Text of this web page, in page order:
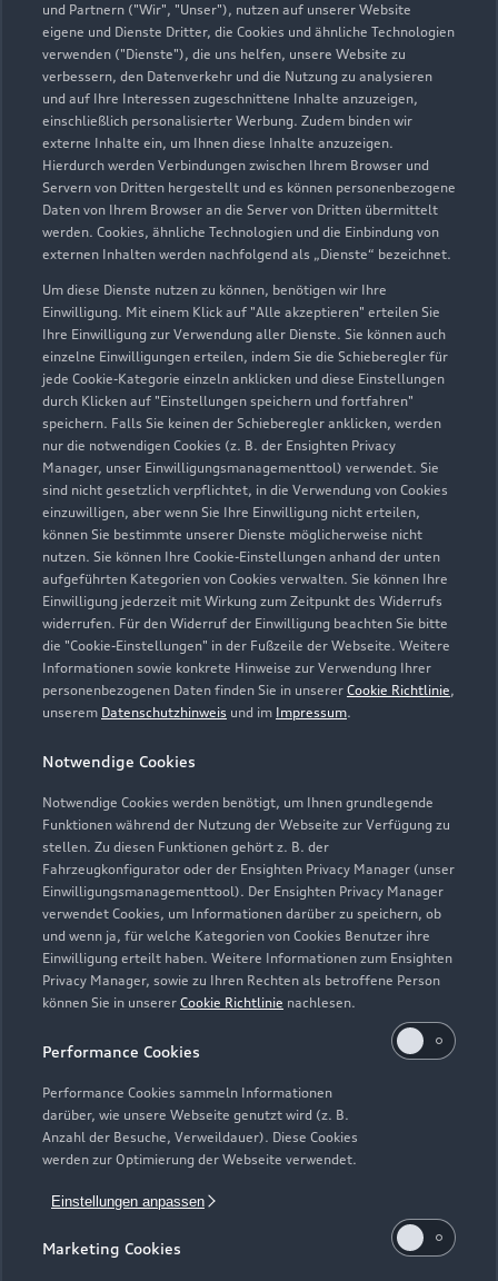
und Partnern ("Wir", "Unser"), nutzen auf unserer Website
eigene und Dienste Dritter, die Cookies und ähnliche Technologien
verwenden ("Dienste"), die uns helfen, unsere Website zu
verbessern, den Datenverkehr und die Nutzung zu analysieren
und auf Ihre Interessen zugeschnittene Inhalte anzuzeigen,
einschließlich personalisierter Werbung. Zudem binden wir
externe Inhalte ein, um Ihnen diese Inhalte anzuzeigen.
Hierdurch werden Verbindungen zwischen Ihrem Browser und
Servern von Dritten hergestellt und es können personenbezogene
Daten von Ihrem Browser an die Server von Dritten übermittelt
werden. Cookies, ähnliche Technologien und die Einbindung von
externen Inhalten werden nachfolgend als „Dienste“ bezeichnet.
Um diese Dienste nutzen zu können, benötigen wir Ihre
Einwilligung. Mit einem Klick auf "Alle akzeptieren" erteilen Sie
Ihre Einwilligung zur Verwendung aller Dienste. Sie können auch
einzelne Einwilligungen erteilen, indem Sie die Schieberegler für
jede Cookie-Kategorie einzeln anklicken und diese Einstellungen
durch Klicken auf "Einstellungen speichern und fortfahren"
speichern. Falls Sie keinen der Schieberegler anklicken, werden
nur die notwendigen Cookies (z. B. der Ensighten Privacy
Manager, unser Einwilligungsmanagementtool) verwendet. Sie
sind nicht gesetzlich verpflichtet, in die Verwendung von Cookies
einzuwilligen, aber wenn Sie Ihre Einwilligung nicht erteilen,
können Sie bestimmte unserer Dienste möglicherweise nicht
nutzen. Sie können Ihre Cookie-Einstellungen anhand der unten
aufgeführten Kategorien von Cookies verwalten. Sie können Ihre
Einwilligung jederzeit mit Wirkung zum Zeitpunkt des Widerrufs
widerrufen. Für den Widerruf der Einwilligung beachten Sie bitte
die "Cookie-Einstellungen" in der Fußzeile der Webseite. Weitere
Informationen sowie konkrete Hinweise zur Verwendung Ihrer
personenbezogenen Daten finden Sie in unserer Cookie Richtlinie,
unserem Datenschutzhinweis und im Impressum.
Notwendige Cookies
Notwendige Cookies werden benötigt, um Ihnen grundlegende
Funktionen während der Nutzung der Webseite zur Verfügung zu
stellen. Zu diesen Funktionen gehört z. B. der
Fahrzeugkonfigurator oder der Ensighten Privacy Manager (unser
Einwilligungsmanagementtool). Der Ensighten Privacy Manager
verwendet Cookies, um Informationen darüber zu speichern, ob
und wenn ja, für welche Kategorien von Cookies Benutzer ihre
Einwilligung erteilt haben. Weitere Informationen zum Ensighten
Privacy Manager, sowie zu Ihren Rechten als betroffene Person
können Sie in unserer Cookie Richtlinie nachlesen.
Performance Cookies
Performance Cookies sammeln Informationen
darüber, wie unsere Webseite genutzt wird (z. B.
Anzahl der Besuche, Verweildauer). Diese Cookies
werden zur Optimierung der Webseite verwendet.
Einstellungen anpassen
Marketing Cookies
Dillinger Straße 47 B
86609 Donauwörth
0906 706350
infodonaudi@autokoenig.de
Kontaktdaten herunterladen
Öffnungszeiten
Verkauf
Geschlossen,öffnet amMontag 08:00
Service
Geschlossen,öffnet amMontag 07:00
Terminvereinbarung
Zurück nach oben
Modelle
Elektromodelle
Plug-in-Hybride
Neuwagensuche
Gebrauchtwagensuche
Service & Zubehör
Saisonale Angebote
Audi Services
Garantie
Support
Über Audi